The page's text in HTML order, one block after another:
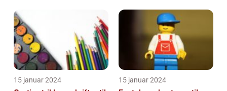
15 januar 2024 15 januar 2024